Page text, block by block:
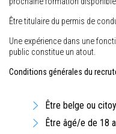
Être titulaire du permis de
Une expérience dans une
public constitue un atout.
Conditions générales du
Être belge ou
Être âgé/e de 18